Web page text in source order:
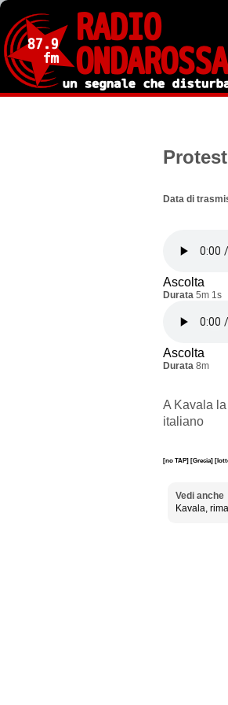
Salta
contenuto
principale
Data di
Ascolta
Durata 5m 1s
Ascolta
Durata 8m
A Kavala
italiano
[no TAP] [Grecia]
Vedi anche
Kavala,